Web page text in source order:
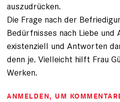
auszudrücken.
Die Frage nach der
Bedürfnisses nach Liebe und
existenziell und Antworten
denn je. Vielleicht hilft Frau
Werken.
ANMELDEN, UM